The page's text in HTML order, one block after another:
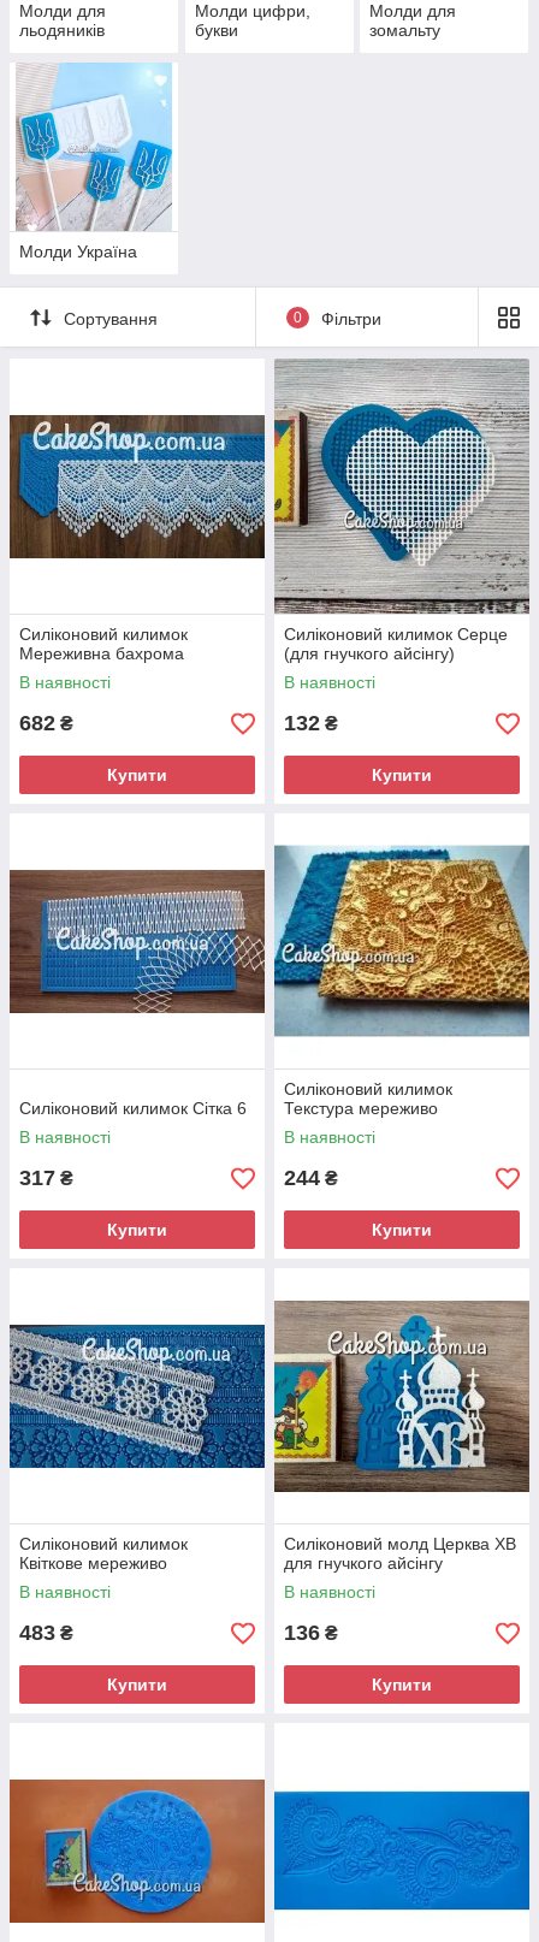
Молди для
льодяників
Молди цифри,
букви
Молди для
зомальту
Молди Україна
Сортування 0 Фільтри
Силіконовий килимок
Мереживна бахрома
В наявності
682 ₴
Купити
Силіконовий килимок Серце
(для гнучкого айсінгу)
В наявності
132 ₴
Купити
Силіконовий килимок Сітка 6
В наявності
317 ₴
Купити
Силіконовий килимок
Текстура мереживо
В наявності
244 ₴
Купити
Силіконовий килимок
Квіткове мереживо
В наявності
483 ₴
Купити
Силіконовий молд Церква ХВ
для гнучкого айсінгу
В наявності
136 ₴
Купити